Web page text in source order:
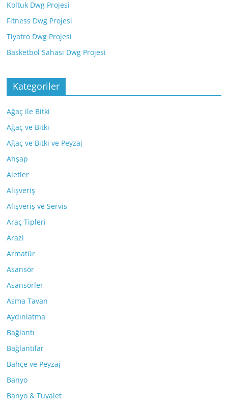
Koltuk Dwg Projesi
Fitness Dwg Projesi
Tiyatro Dwg Projesi
Basketbol Sahası Dwg Projesi
Kategoriler
Ağaç ile Bitki
Ağaç ve Bitki
Ağaç ve Bitki ve Peyzaj
Ahşap
Aletler
Alışveriş
Alışveriş ve Servis
Araç Tipleri
Arazi
Armatür
Asansör
Asansörler
Asma Tavan
Aydınlatma
Bağlantı
Bağlantılar
Bahçe ve Peyzaj
Banyo
Banyo & Tuvalet